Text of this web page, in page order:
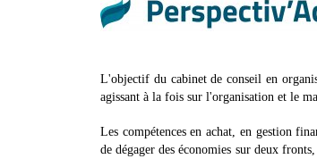
L'objectif du cabinet de conseil en
agissant à la fois sur l'organisation et le
Les compétences en achat, en gestion
de dégager des économies sur deux